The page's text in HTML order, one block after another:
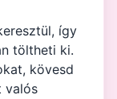
így
töltheti ki.
kövesd
valós